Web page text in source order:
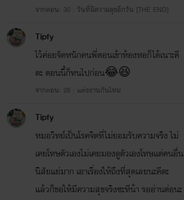
จากตอน: 30 : วันที่มีความสุขอีกวัน [THE END]
Tipfy
ไว้ค่อยจัดหนักคนพี่ตอนเข้าห้องหอก็ได้เนาะคี
ตะ ตอนนี้ก็ทนไปก่อน😂😆
จากตอน: 28 : แต่งงานกันไหม
Tipfy
หมอวิทย์เป็นโรคจิตที่ไม่ยอมรับความจริง ไม่
เคยโทษตัวเองไม่เคยมองดูตัวเองโทษแต่คนอื่น
นิสัยแย่มาก เอาเรื่องให้ถึงที่สุดเลยนะคีตะ
แล้วก็ขอให้มีความสุขจริงซะทีน้า รออ่านต่อนะ